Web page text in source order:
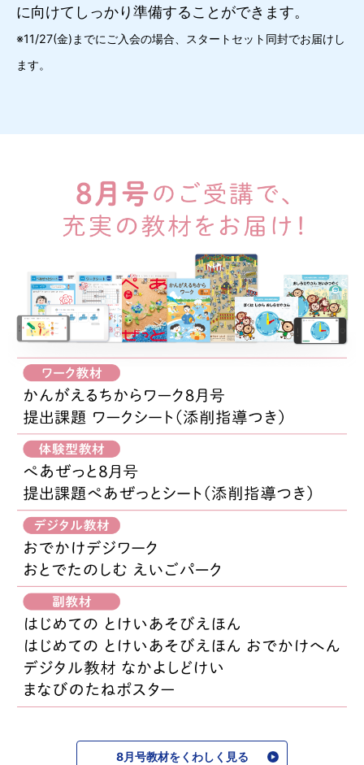
に向けてしっかり準備することができます。
※11/27(金)までにご入会の場合、スタートセット同封でお届けし
ます。
8月号教材をくわしく見る